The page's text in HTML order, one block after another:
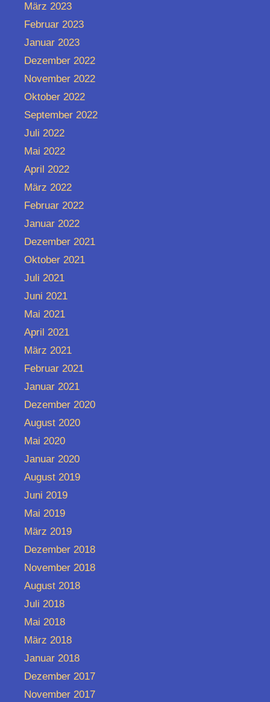
März 2023
Februar 2023
Januar 2023
Dezember 2022
November 2022
Oktober 2022
September 2022
Juli 2022
Mai 2022
April 2022
März 2022
Februar 2022
Januar 2022
Dezember 2021
Oktober 2021
Juli 2021
Juni 2021
Mai 2021
April 2021
März 2021
Februar 2021
Januar 2021
Dezember 2020
August 2020
Mai 2020
Januar 2020
August 2019
Juni 2019
Mai 2019
März 2019
Dezember 2018
November 2018
August 2018
Juli 2018
Mai 2018
März 2018
Januar 2018
Dezember 2017
November 2017